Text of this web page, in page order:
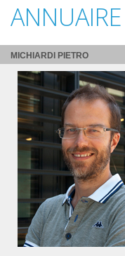
ANNUAIRE
MICHIARDI PIETRO